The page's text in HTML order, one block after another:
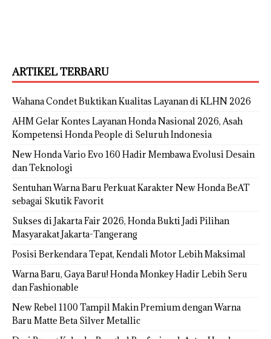
ARTIKEL TERBARU
Wahana Condet Buktikan Kualitas Layanan di KLHN 2026
AHM Gelar Kontes Layanan Honda Nasional 2026, Asah
Kompetensi Honda People di Seluruh Indonesia
New Honda Vario Evo 160 Hadir Membawa Evolusi Desain
dan Teknologi
Sentuhan Warna Baru Perkuat Karakter New Honda BeAT
sebagai Skutik Favorit
Sukses di Jakarta Fair 2026, Honda Bukti Jadi Pilihan
Masyarakat Jakarta-Tangerang
Posisi Berkendara Tepat, Kendali Motor Lebih Maksimal
Warna Baru, Gaya Baru! Honda Monkey Hadir Lebih Seru
dan Fashionable
New Rebel 1100 Tampil Makin Premium dengan Warna
Baru Matte Beta Silver Metallic